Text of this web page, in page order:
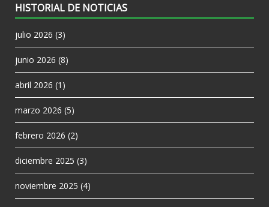
HISTORIAL DE NOTICIAS
julio 2026 (3)
junio 2026 (8)
abril 2026 (1)
marzo 2026 (5)
febrero 2026 (2)
diciembre 2025 (3)
noviembre 2025 (4)